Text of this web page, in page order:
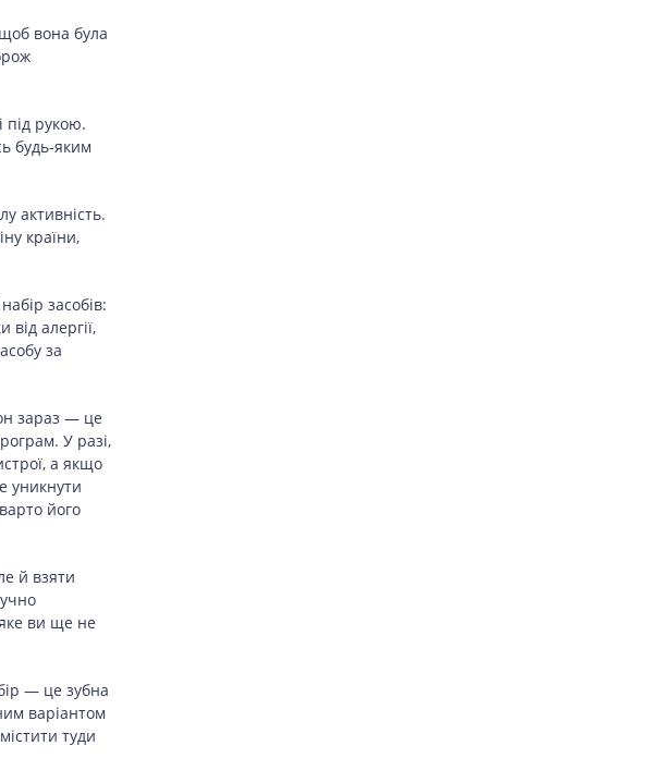
вона була
під рукою.
будь-яким
активність.
країни,
засобів:
алергії,
за
зараз — це
У разі,
а якщо
уникнути
його
й взяти
ви ще не
— це зубна
варіантом
туди